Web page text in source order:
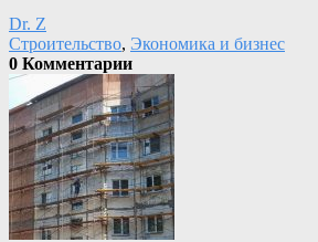
Dr. Z
Строительство, Экономика и бизнес
0 Комментарии